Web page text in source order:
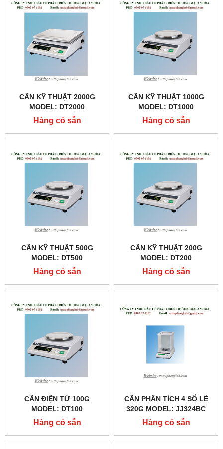
CÂN KỸ THUẬT 2000G
MODEL: DT2000
Hàng có sẵn
CÂN KỸ THUẬT 1000G
MODEL: DT1000
Hàng có sẵn
CÂN KỸ THUẬT 500G
MODEL: DT500
Hàng có sẵn
CÂN KỸ THUẬT 200G
MODEL: DT200
Hàng có sẵn
CÂN ĐIỆN TỬ 100G
MODEL: DT100
Hàng có sẵn
CÂN PHÂN TÍCH 4 SỐ LẺ
320G MODEL: JJ324BC
Hàng có sẵn